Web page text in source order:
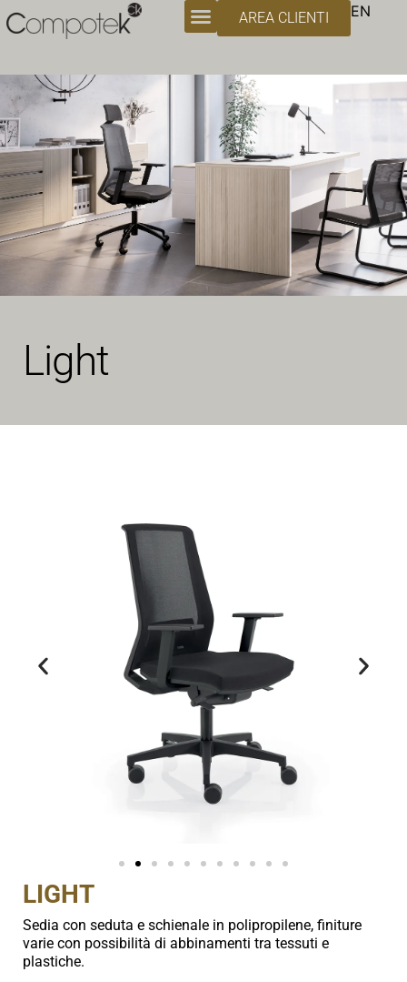
AREA CLIENTI EN
Light
LIGHT
Sedia con seduta e schienale in polipropilene, finiture
varie con possibilità di abbinamenti tra tessuti e
plastiche.